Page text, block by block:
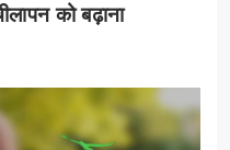
को बढ़ाना